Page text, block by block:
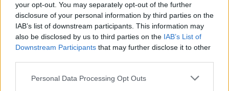
your opt-out. You may separately opt-out of the further
disclosure of your personal information by third parties on the
IAB’s list of downstream participants. This information may
also be disclosed by us to third parties on the IAB’s List of
Downstream Participants that may further disclose it to other
Personal Data Processing Opt Outs